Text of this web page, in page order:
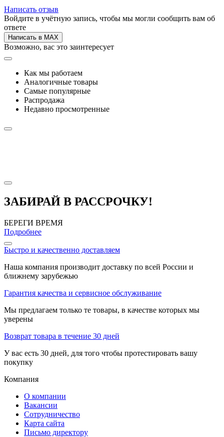
Написать отзыв
Войдите в учётную запись, чтобы мы могли сообщить вам об
ответе
Написать в MAX
Возможно, вас это заинтересует
Как мы работаем
Аналогичные товары
Самые популярные
Распродажа
Недавно просмотренные
ЗАБИРАЙ В РАССРОЧКУ!
БЕРЕГИ ВРЕМЯ
Подробнее
Быстро и качественно доставляем
Наша компания производит доставку по всей России и
ближнему зарубежью
Гарантия качества и сервисное обслуживание
Мы предлагаем только те товары, в качестве которых мы
уверены
Возврат товара в течение 30 дней
У вас есть 30 дней, для того чтобы протестировать вашу
покупку
Компания
О компании
Вакансии
Сотрудничество
Карта сайта
Письмо директору